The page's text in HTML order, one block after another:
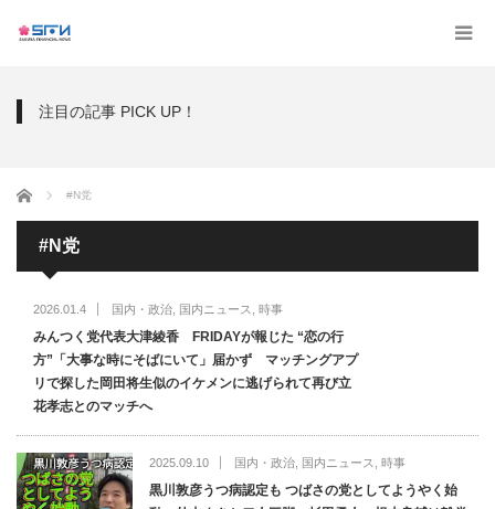
注目の記事 PICK UP！
ホーム #N党
#N党
2026.01.4 国内・政治 国内ニュース 時事
みんつく党代表大津綾香 FRIDAYが報じた “恋の行
方”「大事な時にそばにいて」届かず マッチングアプ
リで探した岡田将生似のイケメンに逃げられて再び立
花孝志とのマッチへ
2025.09.10 国内・政治, 国内ニュース 時事
黒川敦彦うつ病認定も つばさの党としてようやく始